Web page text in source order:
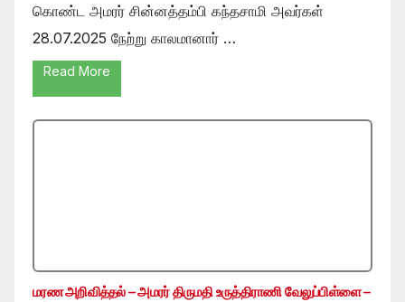
கொண்ட அமரர் சின்னத்தம்பி கந்தசாமி அவர்கள்
28.07.2025 நேற்று காலமானார் …
Read More
மரண அறிவித்தல் – அமரர் திருமதி உருத்திராணி வேலுப்பிள்ளை –